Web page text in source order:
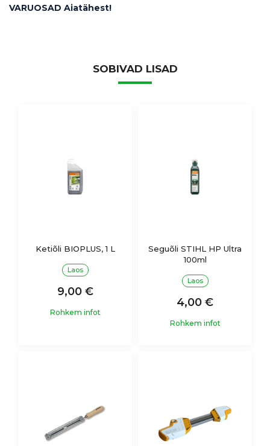
VARUOSAD Aiatähest!
SOBIVAD LISAD
Ketiõli BIOPLUS, 1 L
Laos
9,00 €
Rohkem infot
Seguõli STIHL HP Ultra
100ml
Laos
4,00 €
Rohkem infot